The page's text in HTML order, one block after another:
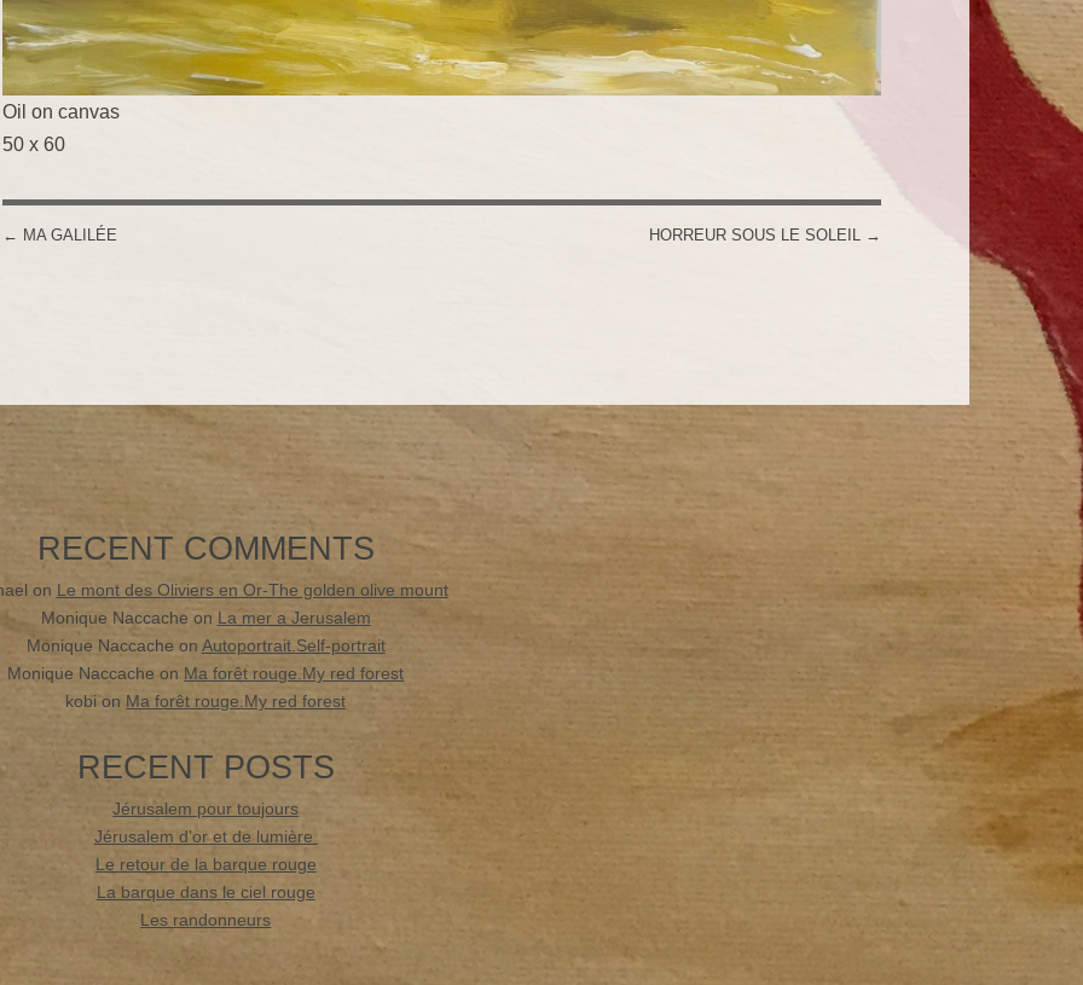
Oil on canvas
50 x 60
POST NAVIGATION
← MA GALILÉE HORREUR SOUS LE SOLEIL →
RECENT COMMENTS
on Le mont des Oliviers en Or-The golden olive mount
Monique Naccache on La mer a Jerusalem
Monique Naccache on Autoportrait.Self-portrait
Monique Naccache on Ma forêt rouge.My red forest
kobi on Ma forêt rouge.My red forest
RECENT POSTS
Jérusalem pour toujours
Jérusalem d’or et de lumière
Le retour de la barque rouge
La barque dans le ciel rouge
Les randonneurs